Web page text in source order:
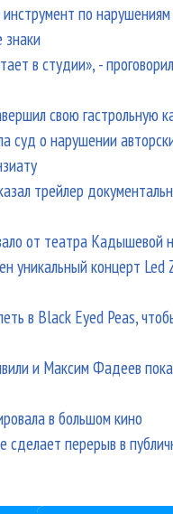
по
в студии», -
свою гастрольную
суд о нарушении
трейлер
от театра Кадышевой
уникальный концерт
в Black Eyed Peas,
и Максим Фадеев
в большом кино
сделает перерыв в